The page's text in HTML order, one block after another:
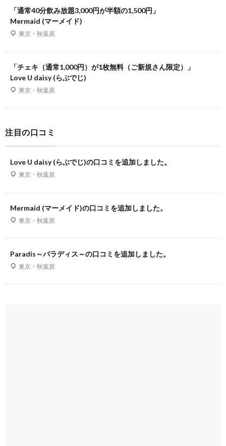
「通常40分飲み放題3,000円が半額の1,500円」
Mermaid (マーメイド)
東京・秋葉原
「チェキ（通常1,000円）が1枚無料（ご新規さん限定）」
Love U daisy (らぶでじ)
東京・秋葉原
注目の口コミ
Love U daisy (らぶでじ)の口コミを追加しました。
東京・秋葉原
Mermaid (マーメイド)の口コミを追加しました。
東京・秋葉原
Paradis～パラディス～の口コミを追加しました。
東京・秋葉原